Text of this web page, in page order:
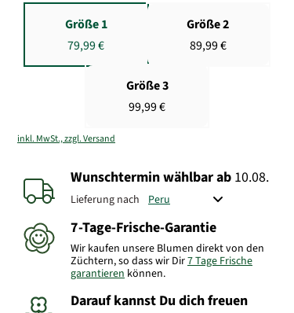
Größe 1
79,99 €
Größe 2
89,99 €
Größe 3
99,99 €
inkl. MwSt., zzgl. Versand
Wunschtermin wählbarab 10.08.
Lieferung nach
7-Tage-Frische-Garantie
Wir kaufen unsere Blumen direkt von den
Züchtern, so dass wir Dir7 Tage Frische
garantieren können.
Darauf kannst Du dich freuen